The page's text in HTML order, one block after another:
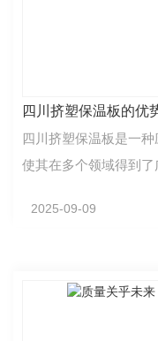
四川挤塑保温板的优
四川挤塑保温板是一
使其在多个领域得到
2025-09-09